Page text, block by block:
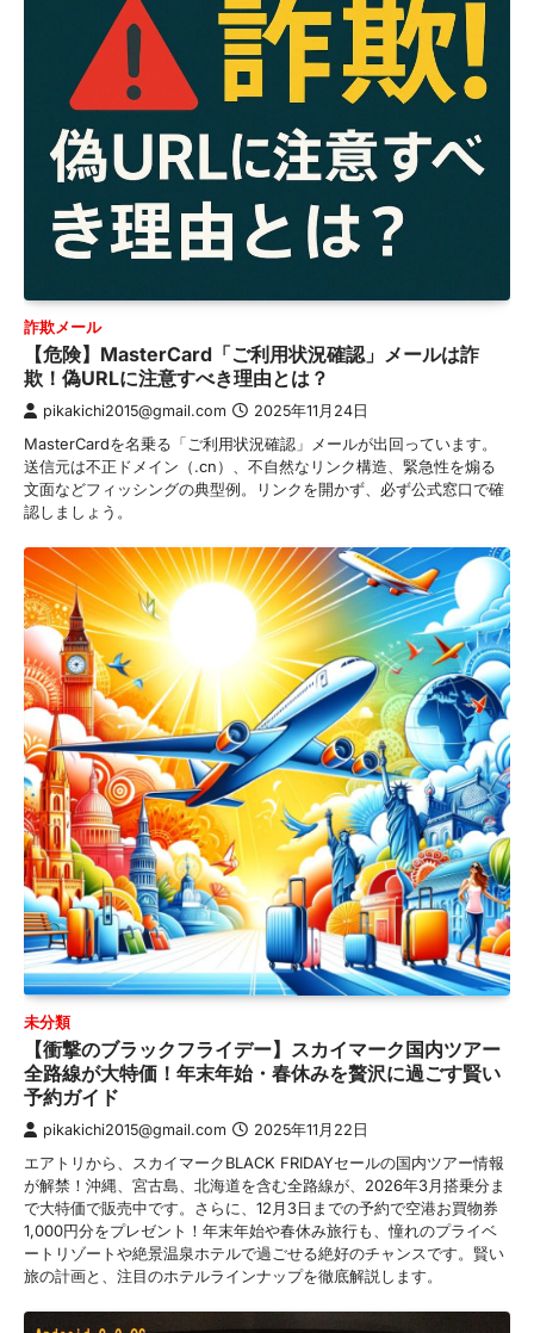
詐欺メール
【危険】MasterCard「ご利用状況確認」メールは詐
欺！偽URLに注意すべき理由とは？
pikakichi2015@gmail.com 2025年11月24日
MasterCardを名乗る「ご利用状況確認」メールが出回っています。
送信元は不正ドメイン（.cn）、不自然なリンク構造、緊急性を煽る
文面などフィッシングの典型例。リンクを開かず、必ず公式窓口で確
認しましょう。
未分類
【衝撃のブラックフライデー】スカイマーク国内ツアー
全路線が大特価！年末年始・春休みを贅沢に過ごす賢い
予約ガイド
pikakichi2015@gmail.com 2025年11月22日
エアトリから、スカイマークBLACK FRIDAYセールの国内ツアー情報
が解禁！沖縄、宮古島、北海道を含む全路線が、2026年3月搭乗分ま
で大特価で販売中です。さらに、12月3日までの予約で空港お買物券
1,000円分をプレゼント！年末年始や春休み旅行も、憧れのプライベ
ートリゾートや絶景温泉ホテルで過ごせる絶好のチャンスです。賢い
旅の計画と、注目のホテルラインナップを徹底解説します。